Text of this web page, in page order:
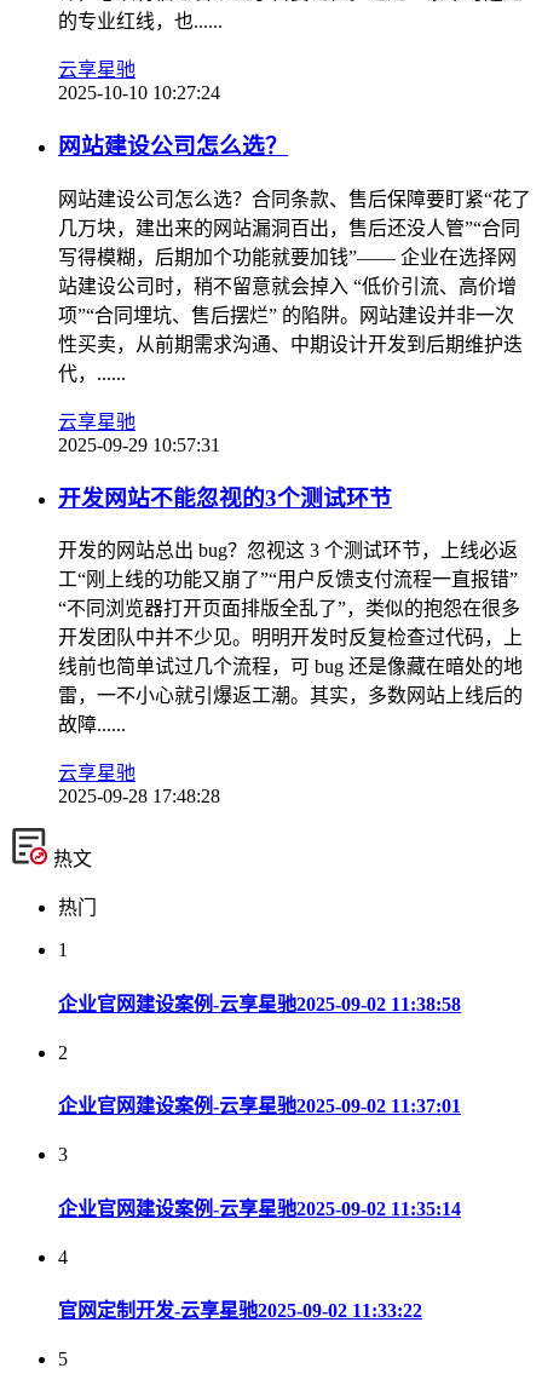
的专业红线，也......
云享星驰
2025-10-10 10:27:24
网站建设公司怎么选？
网站建设公司怎么选？合同条款、售后保障要盯紧“花了
几万块，建出来的网站漏洞百出，售后还没人管”“合同
写得模糊，后期加个功能就要加钱”—— 企业在选择网
站建设公司时，稍不留意就会掉入 “低价引流、高价增
项”“合同埋坑、售后摆烂” 的陷阱。网站建设并非一次
性买卖，从前期需求沟通、中期设计开发到后期维护迭
代，......
云享星驰
2025-09-29 10:57:31
​开发网站不能忽视的3个测试环节
开发的网站总出 bug？忽视这 3 个测试环节，上线必返
工“刚上线的功能又崩了”“用户反馈支付流程一直报错”
“不同浏览器打开页面排版全乱了”，类似的抱怨在很多
开发团队中并不少见。明明开发时反复检查过代码，上
线前也简单试过几个流程，可 bug 还是像藏在暗处的地
雷，一不小心就引爆返工潮。其实，多数网站上线后的
故障......
云享星驰
2025-09-28 17:48:28
热文
热门
1
企业官网建设案例-云享星驰2025-09-02 11:38:58
2
企业官网建设案例-云享星驰2025-09-02 11:37:01
3
企业官网建设案例-云享星驰2025-09-02 11:35:14
4
官网定制开发-云享星驰2025-09-02 11:33:22
5